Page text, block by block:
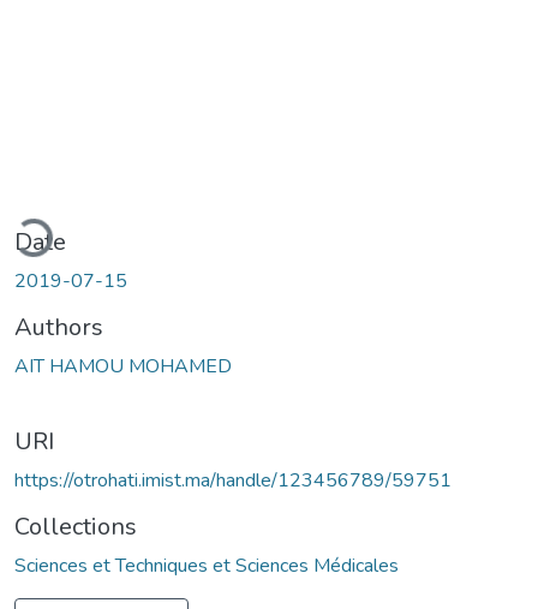
Date
2019-07-15
Authors
AIT HAMOU MOHAMED
URI
https://otrohati.imist.ma/handle/123456789/59751
Collections
Sciences et Techniques et Sciences Médicales